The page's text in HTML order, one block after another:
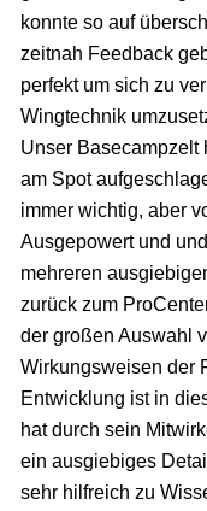
konnte so auf
zeitnah Feedback
perfekt um sich zu
Wingtechnik
Unser Basecampzelt
am Spot
immer wichtig, aber
Ausgepowert und
mehreren
zurück zum
der großen Auswahl
Wirkungsweisen der
Entwicklung ist in
hat durch sein
ein ausgiebiges
sehr hilfreich zu